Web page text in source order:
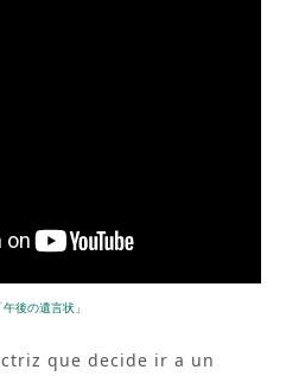
後の遺言状」
que decide ir a un